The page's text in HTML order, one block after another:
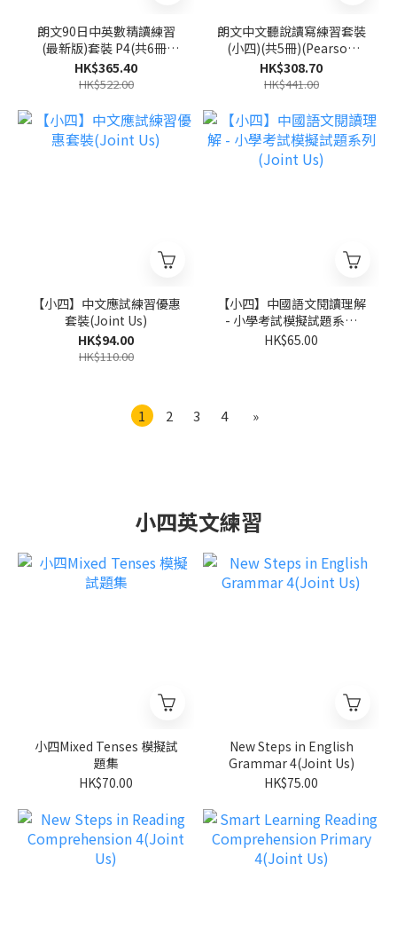
朗文90日中英數精讀練習
(最新版)套裝 P4(共6冊)
(Pearson Longman 培生
朗文)
HK$365.40
HK$522.00
朗文中文聽說讀寫練習套裝
(小四)(共5冊)(Pearson
Longman 培生朗文)
HK$308.70
HK$441.00
【小四】中文應試練習優惠
套裝(Joint Us)
HK$94.00
HK$110.00
【小四】中國語文閱讀理解
- 小學考試模擬試題系列
(Joint Us)
HK$65.00
1 2 3 4 »
小四英文練習
小四Mixed Tenses 模擬試
題集
HK$70.00
New Steps in English
Grammar 4(Joint Us)
HK$75.00